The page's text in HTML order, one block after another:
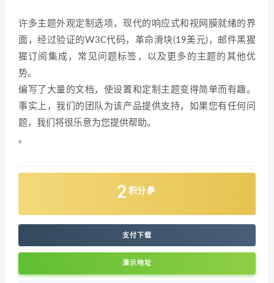
许多主题外观定制选项，现代的响应式和视网膜就绪的界
面，经过验证的W3C代码，革命滑块(19美元)，邮件黑猩
猩订阅集成，常见问题标签，以及更多的主题的其他优
势。
编写了大量的文档，使设置和定制主题变得简单而有趣。
事实上，我们的团队为该产品提供支持，如果您有任何问
题，我们将很乐意为您提供帮助。
。
2 积分
支付下载
演示地址